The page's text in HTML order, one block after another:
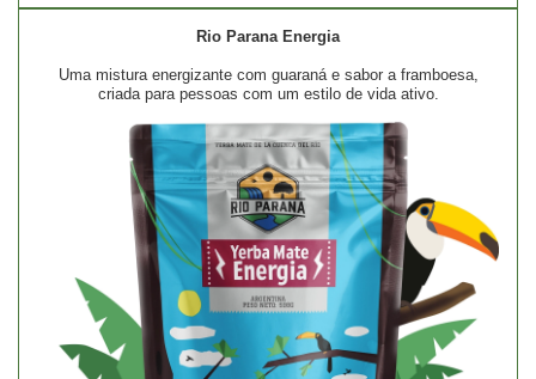
Rio Parana Energia
Uma mistura energizante com guaraná e sabor a framboesa,
criada para pessoas com um estilo de vida ativo.